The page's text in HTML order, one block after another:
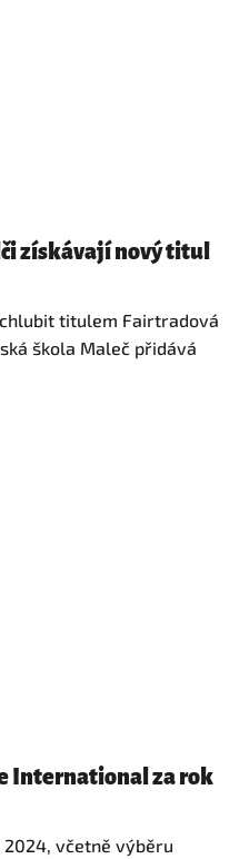
získávají nový titul
titulem Fairtradová
škola Maleč přidává
International za rok
včetně výběru